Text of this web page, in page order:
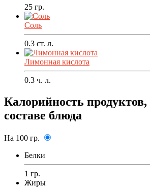
25 гр.
Соль
0.3 ст. л.
Лимонная кислота
0.3 ч. л.
Калорийность
составе блюда
На 100 гр.
Белки
1 гр.
Жиры